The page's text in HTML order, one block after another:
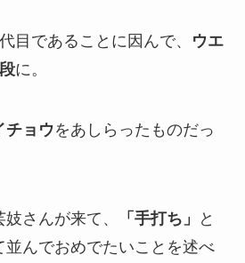
目であることに因んで、
ウエ
に。
チョウをあしらったものだっ
さんが来て、 「手打ち」
と
並んでおめでたいことを述べ